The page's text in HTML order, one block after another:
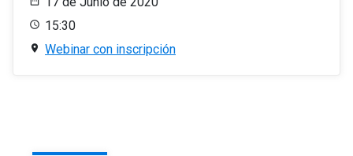
15:30
Webinar con inscripción